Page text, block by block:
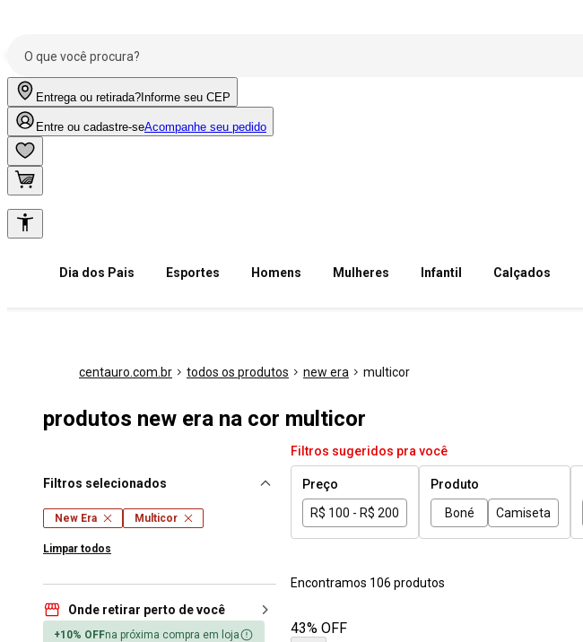
Entrega ou retirada? Informe seu CEP
Entre ou cadastre-seAcompanhe seu pedido
Dia dos Pais Esportes Homens Mulheres Infantil Calçados
centauro.com.br todos os produtos new era multicor
produtos new era na cor multicor
Filtros selecionados
New Era Multicor
Limpar todos
Onde retirar perto de você
+10% OFFna próxima compra em loja
Filtros sugeridos pra você
Preço
R$ 100 - R$ 200
Produto
Boné
Camiseta
Encontramos 106 produtos
43% OFF